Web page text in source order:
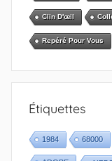
Clin D'œil
Repéré Pour Vous
Étiquettes
1984 68000